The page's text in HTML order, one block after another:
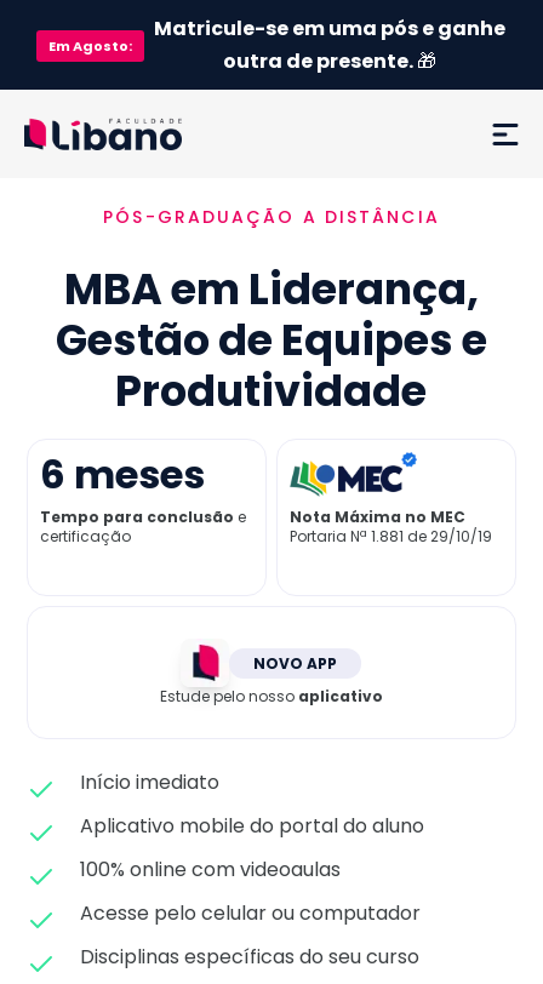
EmAgosto:
Matricule-se em uma pós e ganhe
outra de presente.🎁
Ementa
Como funciona
Credenciamento MEC
Já sou aluno
PÓS-GRADUAÇÃO A DISTÂNCIA
MBA em Liderança,
Gestão de Equipes e
Produtividade
6 meses
Tempo para conclusão e
certificação
Nota Máxima no MEC
Portaria Nª 1.881 de 29/10/19
NOVO APP
Estude pelo nosso aplicativo
Início imediato
Aplicativo mobile do portal do aluno
100% online com videoaulas
Acesse pelo celular ou computador
Disciplinas específicas do seu curso